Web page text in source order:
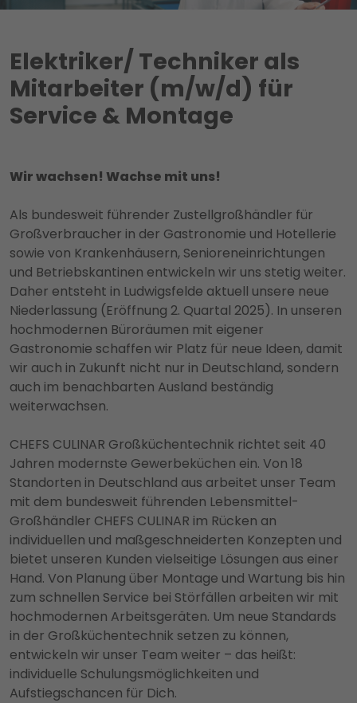
Elektriker/ Techniker als
Mitarbeiter (m/w/d) für
Service & Montage
Wir wachsen! Wachse mit uns!
Als bundesweit führender Zustellgroßhändler für
Großverbraucher in der Gastronomie und Hotellerie
sowie von Krankenhäusern, Senioreneinrichtungen
und Betriebskantinen entwickeln wir uns stetig weiter.
Daher entsteht in Ludwigsfelde aktuell unsere neue
Niederlassung (Eröffnung 2. Quartal 2025). In unseren
hochmodernen Büroräumen mit eigener
Gastronomie schaffen wir Platz für neue Ideen, damit
wir auch in Zukunft nicht nur in Deutschland, sondern
auch im benachbarten Ausland beständig
weiterwachsen.
CHEFS CULINAR Großküchentechnik richtet seit 40
Jahren modernste Gewerbeküchen ein. Von 18
Standorten in Deutschland aus arbeitet unser Team
mit dem bundesweit führenden Lebensmittel-
Großhändler CHEFS CULINAR im Rücken an
individuellen und maßgeschneiderten Konzepten und
bietet unseren Kunden vielseitige Lösungen aus einer
Hand. Von Planung über Montage und Wartung bis hin
zum schnellen Service bei Störfällen arbeiten wir mit
hochmodernen Arbeitsgeräten. Um neue Standards
in der Großküchentechnik setzen zu können,
entwickeln wir unser Team weiter – das heißt:
individuelle Schulungsmöglichkeiten und
Aufstiegschancen für Dich.